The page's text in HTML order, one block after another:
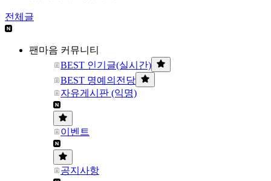
전체글
팬마음 커뮤니티
BEST 인기글(실시간)
BEST 명예의전당
자유게시판 (익명)
이벤트
공지사항